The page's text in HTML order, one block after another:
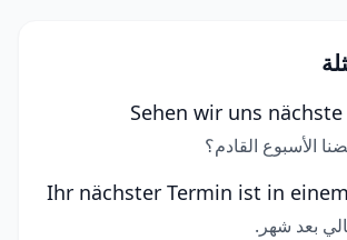
Sehen wir uns nächste
الأسبوع القادم؟
Ihr nächster Termin ist in
بعد شهر.